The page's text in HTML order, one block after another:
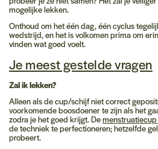
mogelijke lekken.
Onthoud om het één dag, één cyclus
wedstrijd, en het is volkomen prima om
vinden wat goed voelt.
Je meest gestelde vragen
Zal ik lekken?
Alleen als de cup/schijf niet correct
voorkomende boosdoener te zijn als het
zodra je het goed krijgt. De
de techniek te perfectioneren; hetzelfde
probeert.